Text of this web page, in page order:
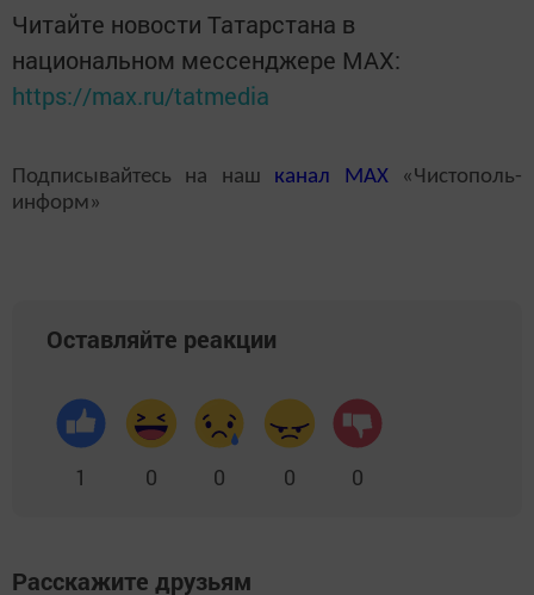
Читайте новости Татарстана в
национальном мессенджере MАХ:
https://max.ru/tatmedia
Подписывайтесь на наш канал MAX«Чистополь-
информ»
Оставляйте реакции
1 0 0 0 0
Расскажите друзьям